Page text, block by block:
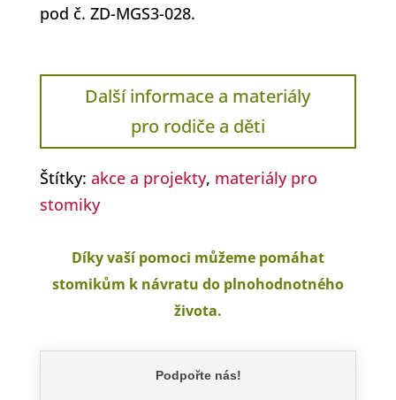
pod č. ZD-MGS3-028.
Další informace a materiály
pro rodiče a děti
Štítky: akce a projekty, materiály pro
stomiky
Díky vaší pomoci můžeme pomáhat
stomikům k návratu do plnohodnotného
života.